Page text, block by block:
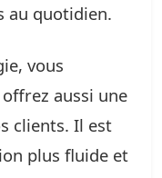
au quotidien.
vous
aussi une
clients. Il est
plus fluide et